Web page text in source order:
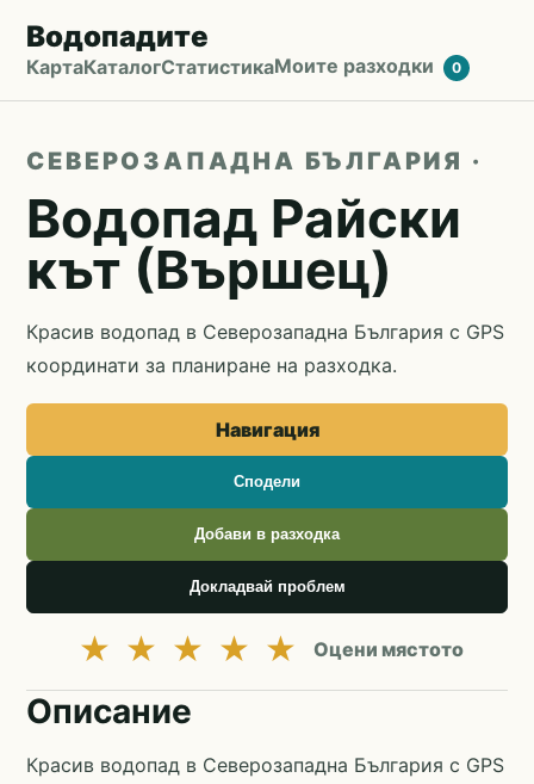
Водопадите
КартаКаталогСтатистикаМоите разходки 0
СЕВЕРОЗАПАДНА БЪЛГАРИЯ ·
Водопад Райски
кът (Вършец)
Красив водопад в Северозападна България с GPS
координати за планиране на разходка.
Навигация
Сподели
Добави в разходка
Докладвай проблем
★ ★ ★ ★ ★ Оцени мястото
Описание
Красив водопад в Северозападна България с GPS